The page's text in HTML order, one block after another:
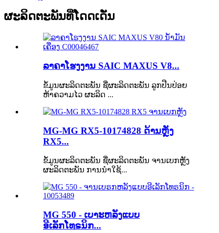
ຜະລິດຕະພັນທີ່ໂດດເດັ່ນ
ລາຄາໂຮງງານ SAIC MAXUS V8...
ຂໍ້ມູນຜະລິດຕະພັນ ຊື່ຜະລິດຕະພັນ ລູກປືນປ່ອຍ
ຫ້າຄວາມໄວ ຜະລິດ ...
MG-MG RX5-10174828 ດ້ານຫຼັງ
RX5...
ຂໍ້ມູນຜະລິດຕະພັນ ຊື່ຜະລິດຕະພັນ ຈານເບກຫຼັງ
ຜະລິດຕະພັນ ການນຳໃຊ້...
MG 550 - ເບາະຫລັງແບບ
ອີເລັກໂທຣນິກ...